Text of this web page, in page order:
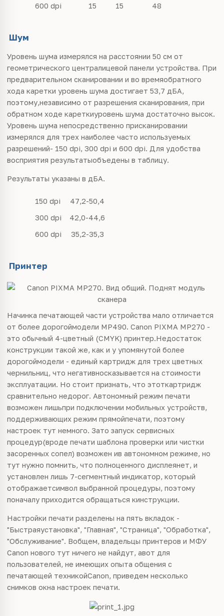
600 dpi
15 15 48
Шум
Уровень шума измерялся на расстоянии 50 см от
геометрического централицевой панели устройства. При
предварительном сканировании и во времяобратного
хода каретки уровень шума достигает 53,7 дБА,
поэтому,независимо от разрешения сканирования, при
обратном ходе кареткиуровень шума достаточно высок.
Уровень шума непосредственно присканировании
измерялся для трех наиболее часто используемых
разрешений- 150 dpi, 300 dpi и 600 dpi. Для удобства
восприятия результатыобъедены в таблицу.
Результаты указаны в дБА.
150 dpi
47,2-50,4
300 dpi
42,0-44,6
600 dpi
35,2-35,3
Принтер
Начинка печатающей части устройства мало отличается
от более дорогоймодели MP490. Canon PIXMA MP270 -
это обычный 4-цветный (CMYK) принтер.Недостаток
конструкции такой же, как и у упомянутой более
дорогоймодели - единый картридж для трех цветных
чернильниц, что негативносказывается на стоимости
эксплуатации. Но стоит признать, что этоткартридж
сравнительно недорог. Автономный режим печати
возможен лишьпри подключении мобильных устройств,
поддерживающих режим прямойпечати, поэтому
настроек тут немного. Зато запуск сервисных
процедур(вроде печати шаблона проверки или чистки
засоренных сопел) возможен ив автономном режиме, но
тут нужно помнить, что полноценного дисплеянет, и
установлен лишь 7-сегментный индикатор, который
отображаетсимвол выбранной процедуры, поэтому
поначалу приходится обращаться кинструкции.
Настройки печати разделены на пять вкладок -
"Быстраяустановка", "Главная", "Страница", "Обработка",
"Обслуживание". Вобщем, владельцы принтеров и МФУ
Canon нового тут ничего не найдут, авот для
пользователей, не имеющих опыта общения с
печатающей техникойCanon, приведем несколько
снимков окна настроек печати.